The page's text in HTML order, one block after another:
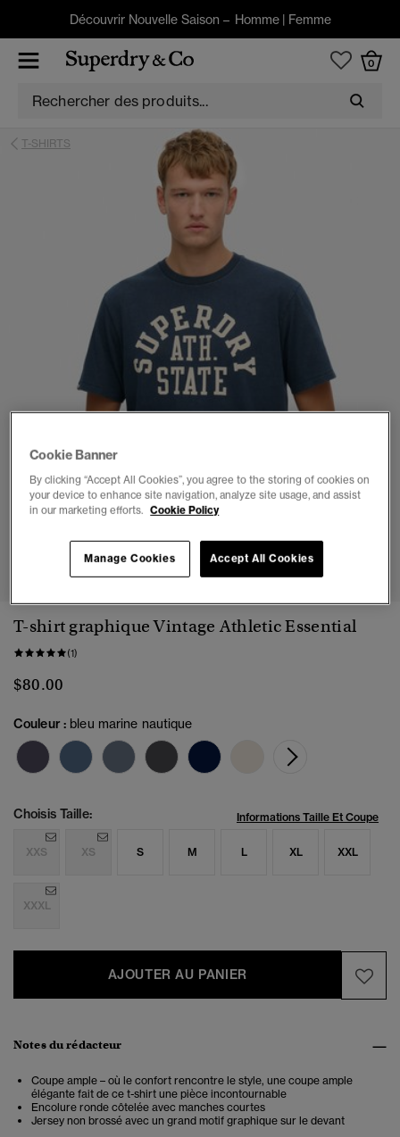
Découvrir Nouvelle Saison – Homme| Femme
0
T-SHIRTS
1 3 4
T-shirt graphique Vintage Athletic Essential
(1)
$80.00
Couleur : bleu marine nautique
Choisis Taille: Informations Taille Et Coupe
XXS XS S M L XL XXL
XXXL
AJOUTER AU PANIER
Notes du rédacteur
Coupe ample – où le confort rencontre le style, une coupe ample
élégante fait de ce t-shirt une pièce incontournable
Encolure ronde côtelée avec manches courtes
Jersey non brossé avec un grand motif graphique sur le devant
Cookie Banner
By clicking “Accept All Cookies”, you agree to the storing of cookies on
your device to enhance site navigation, analyze site usage, and assist
in our marketing efforts. Cookie Policy
Accept All Cookies
Manage Cookies